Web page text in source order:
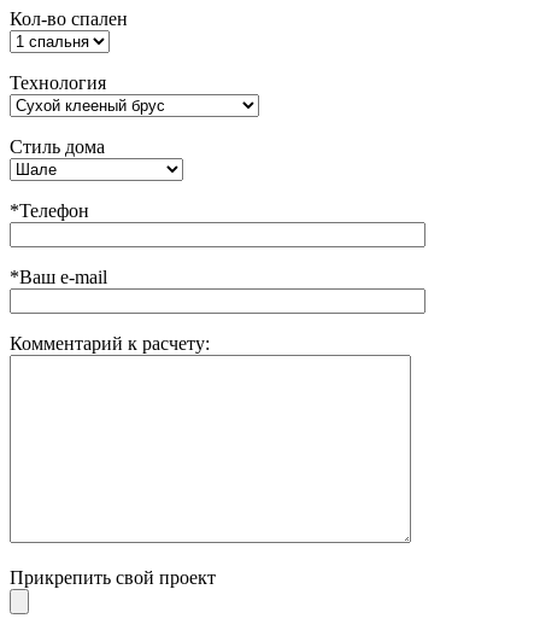
Кол-во спален
Технология
Стиль дома
*Телефон
*Ваш e-mail
Комментарий к расчету:
Прикрепить свой проект